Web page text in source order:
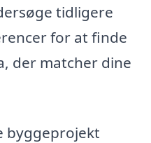
tidligere
for at finde
der matcher dine
byggeprojekt